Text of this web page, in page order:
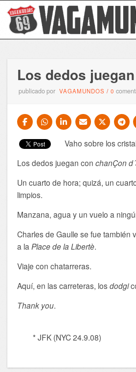
Los dedos juegan
publicado por VAGAMUNDOS /0
Vaho sobre los
Los dedos juegan conchanÇon
Un cuarto de hora; quizá, un
limpios.
Manzana, agua y un vuelo a
Charles de Gaulle se fue también
a la Place de la Libertè.
Viaje con chatarreras.
Aquí, en las carreteras, losdodgi
Thank you.
* JFK (NYC 24.9.08)